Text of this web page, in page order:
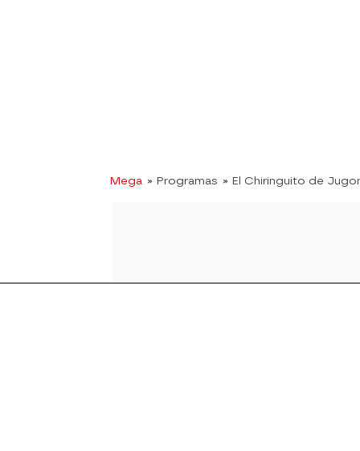
Mega » Programas » El Chiringuito de